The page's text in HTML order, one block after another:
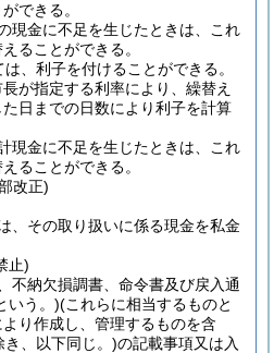
できる。
現金に不足を生じたときは、これ
ることができる。
、利子を付けることができる。
が指定する利率により、繰替え
日までの日数により利子を計算
現金に不足を生じたときは、これ
ることができる。
改正)
、その取り扱いに係る現金を私金
止)
不納欠損調書、命令書及び戻入通
いう。)(これらに相当するものと
り作成し、管理するものを含
き、以下同じ。)の記載事項又は入